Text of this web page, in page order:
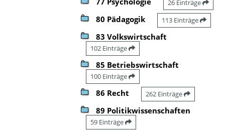
26 Einträge
80 Pädagogik 113 Einträge
83 Volkswirtschaft
102 Einträge
85 Betriebswirtschaft
100 Einträge
86 Recht 262 Einträge
89 Politikwissenschaften
59 Einträge